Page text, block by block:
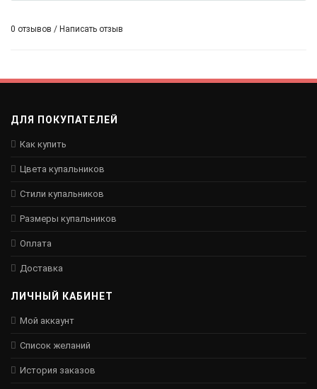
0 отзывов / Написать отзыв
ДЛЯ ПОКУПАТЕЛЕЙ
Как купить
Цвета купальников
Стили купальников
Размеры купальников
Оплата
Доставка
ЛИЧНЫЙ КАБИНЕТ
Мой аккаунт
Список желаний
История заказов